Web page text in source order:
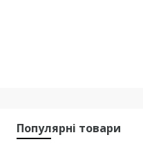
Популярні товари